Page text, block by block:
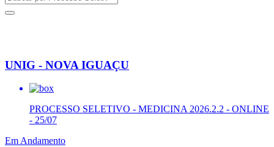
UNIG - NOVA IGUAÇU
PROCESSO SELETIVO - MEDICINA 2026.2.2 - ONLINE
- 25/07
Em Andamento